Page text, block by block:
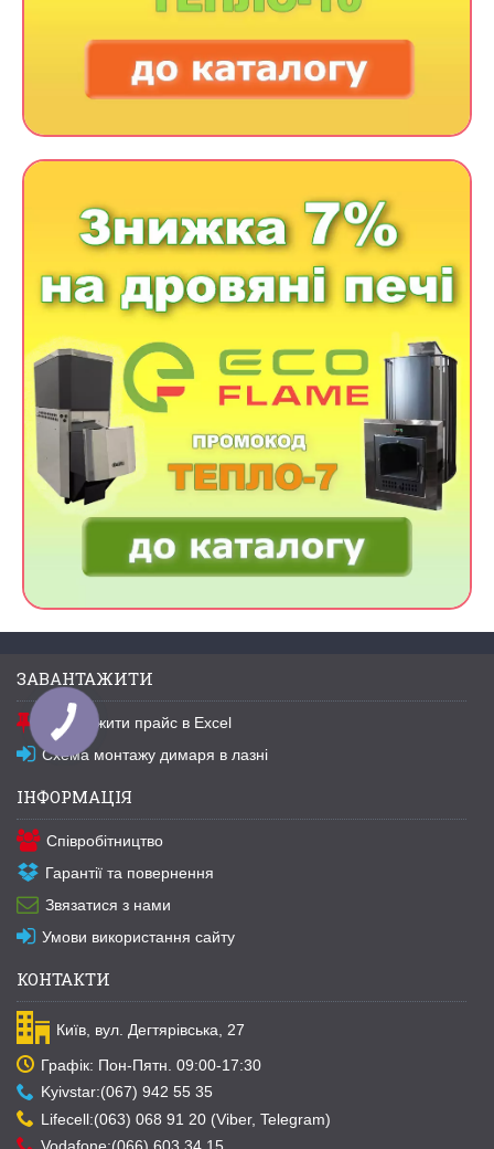
ЗАВАНТАЖИТИ
Завантажити прайс в Excel
Схема монтажу димаря в лазні
ІНФОРМАЦІЯ
Співробітництво
Гарантії та повернення
Звязатися з нами
Умови використання сайту
КОНТАКТИ
Київ, вул. Дегтярівська, 27
Графік: Пон-Пятн. 09:00-17:30
Kyivstar:(067) 942 55 35
Lifecell:(063) 068 91 20 (Viber, Telegram)